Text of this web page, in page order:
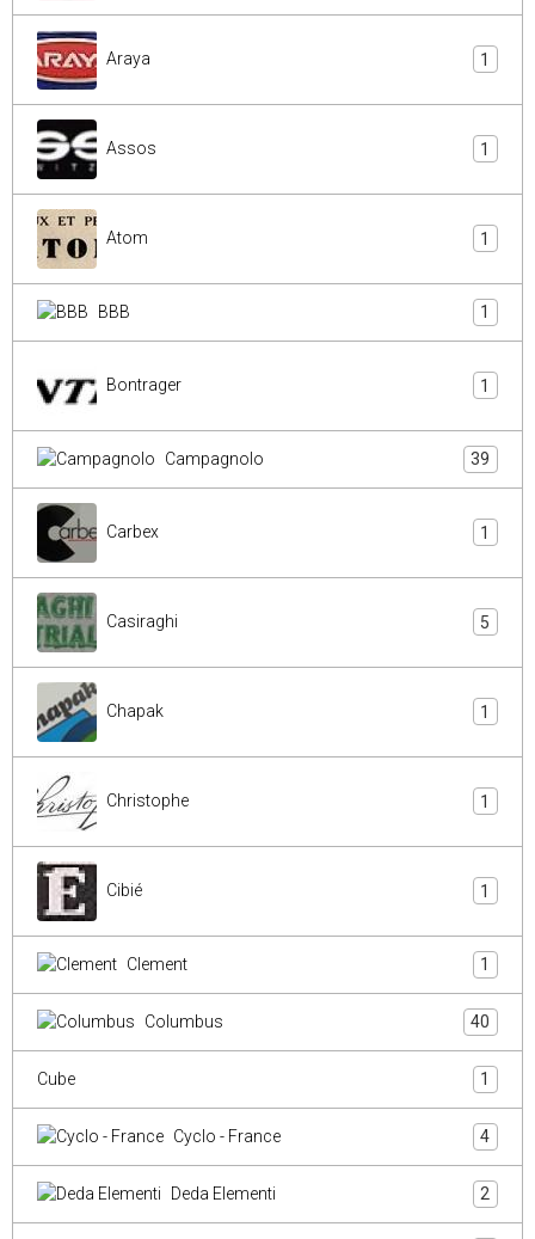
Araya 1
Assos 1
Atom 1
BBB 1
Bontrager 1
Campagnolo 39
Carbex 1
Casiraghi 5
Chapak 1
Christophe 1
Cibié 1
Clement 1
Columbus 40
Cube 1
Cyclo - France 4
Deda Elementi 2